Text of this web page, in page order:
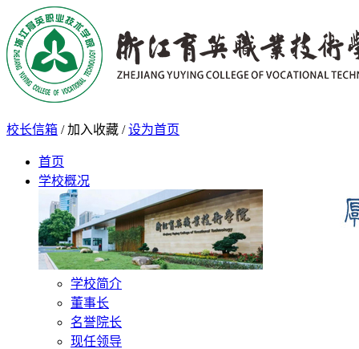
校长信箱 / 加入收藏 / 设为首页
首页
学校概况
学校简介
董事长
名誉院长
现任领导